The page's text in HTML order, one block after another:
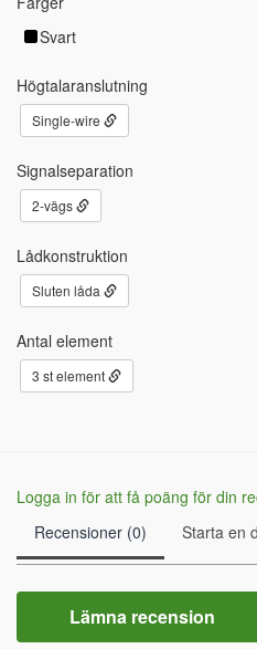
Svart
Högtalaranslutning
Single-wire
Signalseparation
2-vägs
Lådkonstruktion
Sluten låda
Antal element
3 st element
Logga in för att få poäng för din
Recensioner (0)
Starta en
Lämna recension